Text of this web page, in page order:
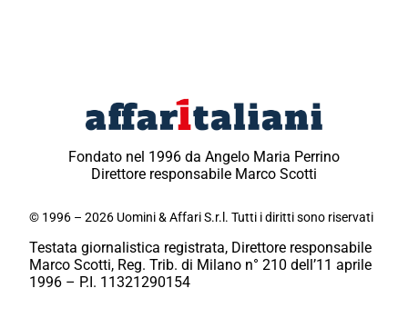
Fondato nel 1996 da Angelo Maria Perrino
Direttore responsabile Marco Scotti
© 1996 – 2026 Uomini & Affari S.r.l. Tutti i diritti sono riservati
Testata giornalistica registrata, Direttore responsabile
Marco Scotti, Reg. Trib. di Milano n° 210 dell’11 aprile
1996 – P.I. 11321290154